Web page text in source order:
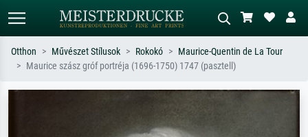
impresszionizmus, Hokusai-hullám,
piros absztrakt, sötét olajkép, álló akt
Otthon Művészet Stílusok Rokokó
Maurice-Quentin de La Tour
Maurice szász gróf portréja (1696-1750) 1747 (pasztell)